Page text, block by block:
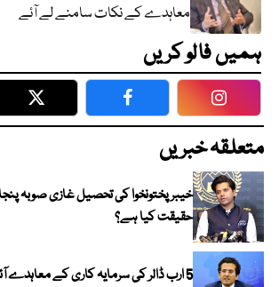
معاہدے کے نکات سامنے لے آئے
ہمیں فالو کریں
Twitter Facebook
متعلقہ خبریں
خیبر پختونخوا کی تحصیل غازی صوبہ
حقیقت کیا ہے؟
5 ارب ڈالر کی سرمایہ کاری کے معاہدے